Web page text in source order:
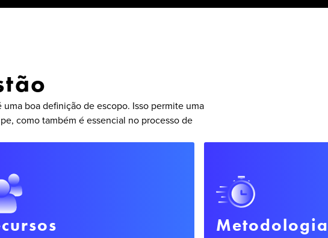
boa definição de escopo. Isso permite uma
como também é essencial no processo de
Metodologia